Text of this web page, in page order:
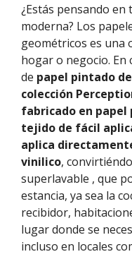
¿Estás pensando
moderna? Los
geométricos es una
hogar o negocio. En
de papel pintado
colección
fabricado en
tejido de fácil
aplica
vinilico,
superlavable , que
estancia, ya sea la
recibidor,
lugar donde se
incluso en locales